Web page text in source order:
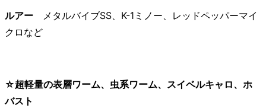
ルアー メタルバイブSS、K-1ミノー、レッドペッパーマイ
クロなど
☆超軽量の表層ワーム、虫系ワーム、スイベルキャロ、ホ
バスト